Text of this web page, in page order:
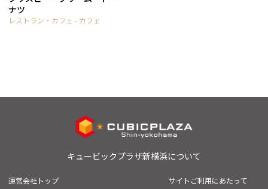
ナツ
レストラン・カフェ - カフェ
キュービックプラザ新横浜について
運営会社トップ サイトご利用にあたって